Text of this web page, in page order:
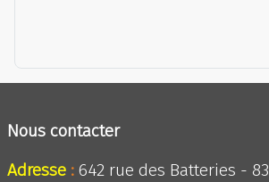
Nous contacter
Adresse : 642 rue des Batteries -